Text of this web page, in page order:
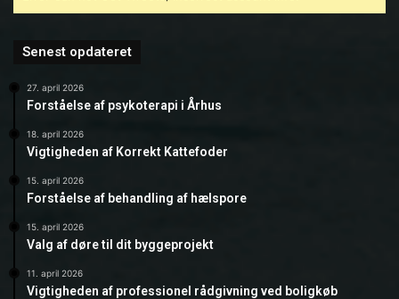
Senest opdateret
27. april 2026
Forståelse af psykoterapi i Århus
18. april 2026
Vigtigheden af Korrekt Kattefoder
15. april 2026
Forståelse af behandling af hælspore
15. april 2026
Valg af døre til dit byggeprojekt
11. april 2026
Vigtigheden af professionel rådgivning ved boligkøb